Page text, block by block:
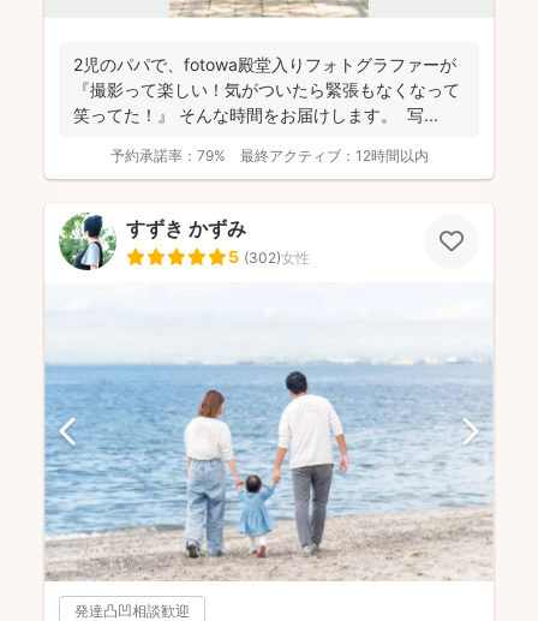
2児のパパで、fotowa殿堂入りフォトグラファーが
『撮影って楽しい！気がついたら緊張もなくなって
笑ってた！』 そんな時間をお届けします。 写...
予約承諾率： 79% 最終アクティブ： 12時間以内
すずき かずみ
5 (302)女性
発達凸凹相談歓迎